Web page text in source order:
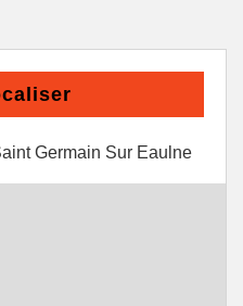
Germain Sur Eaulne